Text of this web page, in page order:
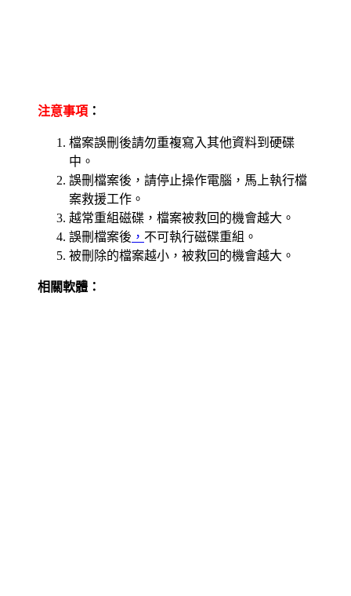
注意事項 ：
檔案誤刪後請勿重複寫入其他資料到硬碟
中。
誤刪檔案後，請停止操作電腦，馬上執行檔
案救援工作。
越常重組磁碟，檔案被救回的機會越大。
誤刪檔案後 ， 不可執行磁碟重組。
被刪除的檔案越小，被救回的機會越大。
相關軟體：